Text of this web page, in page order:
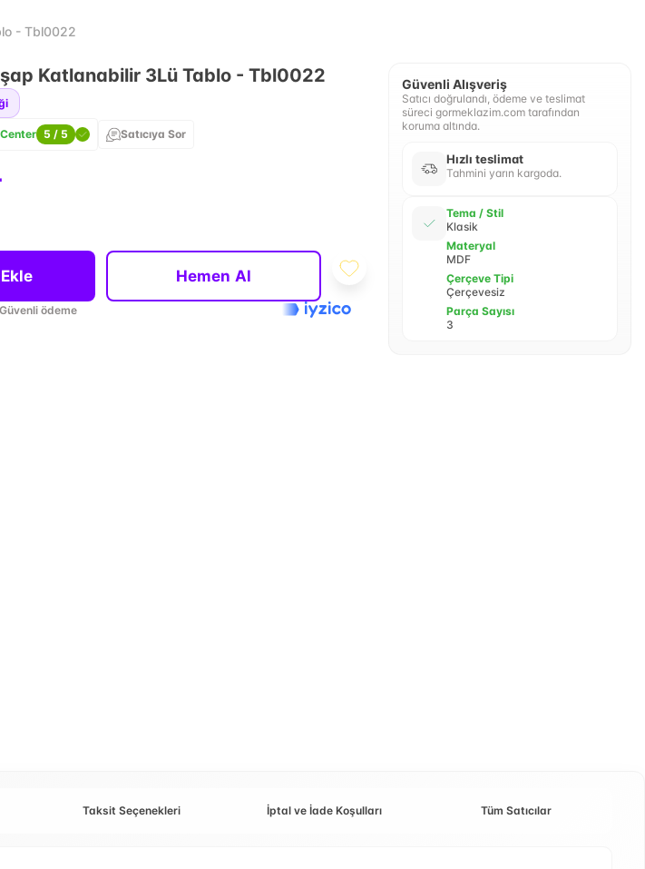
- Tbl0022
Katlanabilir 3Lü Tablo - Tbl0022
5 / 5 Satıcıya Sor
Hemen Al
Güvenli ödeme
Güvenli Alışveriş
Satıcı doğrulandı, ödeme ve teslimat
süreci gormeklazim.com tarafından
koruma altında.
Hızlı teslimat
Tahmini yarın kargoda.
Tema / Stil
Klasik
Materyal
MDF
Çerçeve Tipi
Çerçevesiz
Parça Sayısı
3
Taksit Seçenekleri İptal ve İade Koşulları Tüm Satıcılar